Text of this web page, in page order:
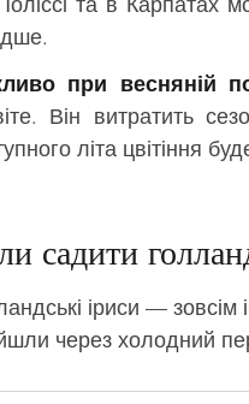
при весняній
Він витратить
літа цвітіння
садити
іриси — зовсім
через холодний